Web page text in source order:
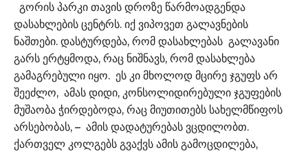
გორის პარკი თავის დროზე წარმოადგენდა
დასახლების ცენტრს. იქ ვიპოვეთ გალავნების
ნაშთები. დასტურდება, რომ დასახლებას გალავანი
გარს ერტყმოდა, რაც ნიშნავს, რომ დასახლება
გამაგრებული იყო. ეს კი მხოლოდ მცირე ჯგუფს არ
შეეძლო, ამას დიდი, კონსოლიდირებული ჯგუფების
მუშაობა ჭირდებოდა, რაც მიუთითებს სახელმწიფოს
არსებობას, – ამის დადატურებას ვცდილობთ.
ქართველ კოლგებს გვაქვს ამის გამოცდილება,